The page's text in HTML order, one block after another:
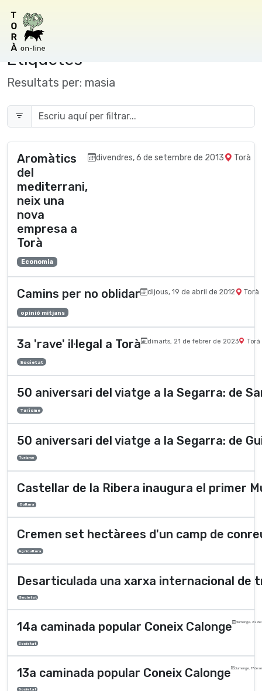
Etiquetes
Resultats per: masia
Aromàtics
del
mediterrani,
neix una
nova
empresa a
Torà
divendres, 6 de setembre de 2013 Torà
Economia
Camins per no oblidar dijous, 19 de abril de 2012 Torà
opinió mitjans
3a 'rave' il·legal a Torà dimarts, 21 de febrer de 2023 Torà
Societat
50 aniversari del viatge a la Segarra: de
Turisme
50 aniversari del viatge a la Segarra: de
Turisme
Castellar de la Ribera inaugura el primer
Cultura
Cremen set hectàrees d'un camp de
Agricultura
Desarticulada una xarxa internacional de
Societat
14a caminada popular Coneix Calonge diumenge, 22 de
Societat
13a caminada popular Coneix Calonge diumenge, 17 de
Societat